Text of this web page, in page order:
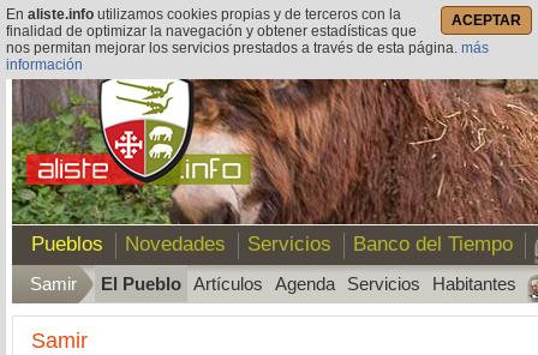
ACEPTAR
En aliste.info utilizamos cookies propias y de terceros con la
finalidad de optimizar la navegación y obtener estadísticas que
nos permitan mejorar los servicios prestados a través de esta página. más
información
Pueblos Novedades Servicios Banco del Tiempo
Samir El Pueblo Artículos Agenda Servicios Habitantes
Samir